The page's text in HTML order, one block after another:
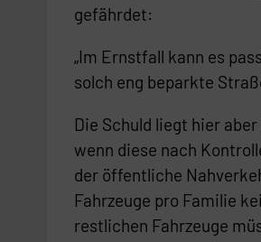
gefährdet:
„Im Ernstfall kann es
solch eng beparkte
Die Schuld liegt hier
wenn diese nach
der öffentliche
Fahrzeuge pro Familie
restlichen Fahrzeuge